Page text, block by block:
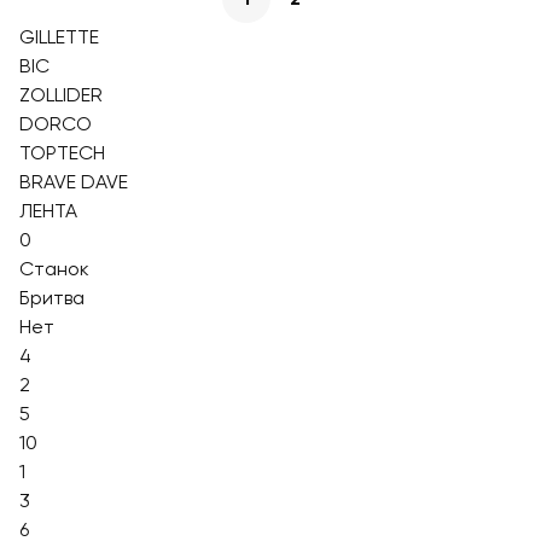
GILLETTE
BIC
ZOLLIDER
DORCO
TOPTECH
BRAVE DAVE
ЛЕНТА
0
Станок
Бритва
Нет
4
2
5
10
1
3
6